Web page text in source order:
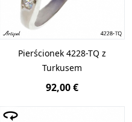
Pierścionek 4228-TQ z
Turkusem
92,00 €